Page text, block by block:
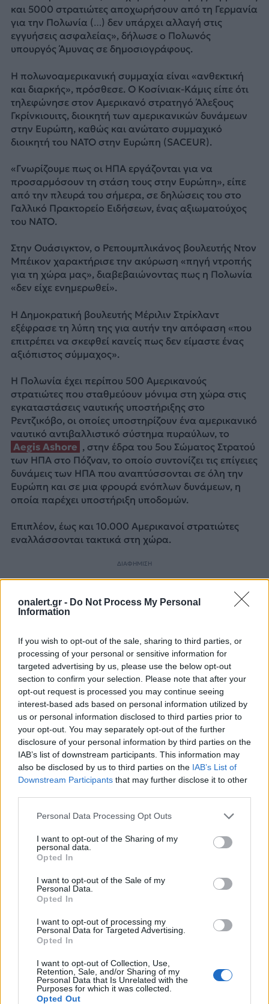
onalert.gr - Do Not Process My Personal
Information
If you wish to opt-out of the sale, sharing to third parties, or
processing of your personal or sensitive information for
targeted advertising by us, please use the below opt-out
section to confirm your selection. Please note that after your
opt-out request is processed you may continue seeing
interest-based ads based on personal information utilized by
us or personal information disclosed to third parties prior to
your opt-out. You may separately opt-out of the further
disclosure of your personal information by third parties on the
IAB’s list of downstream participants. This information may
also be disclosed by us to third parties on the IAB’s List of
Downstream Participants that may further disclose it to other
Personal Data Processing Opt Outs
I want to opt-out of the Sharing of my
personal data.
Opted In
I want to opt-out of the Sale of my
Personal Data.
Opted In
I want to opt-out of processing my
Personal Data for Targeted Advertising.
Opted In
I want to opt-out of Collection, Use,
Retention, Sale, and/or Sharing of my
Personal Data that Is Unrelated with the
Purposes for which it was collected.
Opted Out
Διάβασε επίσης
και 5000 στρατιώτες αποχωρήσουν από τη Γερμανία
για την Πολωνία (…) δεν υπάρχει αλλαγή στις
εγγυήσεις ασφαλείας», δήλωσε ο Πολωνός
υπουργός Άμυνας σε δημοσιογράφους.
Η πολωνοαμερικανική συμμαχία είναι «ανθεκτική
και διαρκής», πρόσθεσε. Ο Κοσίνιακ-Κάμις είπε ότι
τηλεφώνησε στον Αμερικανό στρατηγό Άλεξους
Γκρίνκιουιτς, διοικητή των αμερικανικών δυνάμεων
στην Ευρώπη, καθώς και ανώτατο συμμαχικό
διοικητή του ΝΑΤΟ στην Ευρώπη (SACEUR).
«Γνωρίζουμε πως οι ΗΠΑ εργάζονται για να
προσαρμόσουν τη στάση τους στην Ευρώπη», είπε
από την πλευρά του σήμερα, σε δηλώσεις του στο
Γαλλικό Πρακτορείο Ειδήσεων, ένας αξιωματούχος
του ΝΑΤΟ.
Στην Ουάσιγκτον, ο Ρεπουμπλικάνος βουλευτής Ντον
Μπέικον χαρακτήρισε την ακύρωση «πηγή ντροπής
για τη χώρα μας», διαβεβαιώνοντας πως η Πολωνία
«δεν είχε ενημερωθεί».
Η Δημοκρατική βουλευτής Μέριλιν Στρίκλαντ
εξέφρασε τη λύπη της για αυτήν την απόφαση «που
επιτρέπει να σκεφθεί κανείς πως δεν είμαστε ένας
αξιόπιστος σύμμαχος».
Η Πολωνία έχει περίπου 500 Αμερικανούς
στρατιώτες που σταθμεύουν μόνιμα στη χώρα στις
εγκαταστάσεις ναυτικής υποστήριξης στο
Ρεντζικόβο, οι οποίες υποστηρίζουν ένα αμερικανικό
ναυτικό αντιβαλλιστικό σύστημα πυραύλων, το
Aegis Ashore , στην έδρα του 5ου Σώματος Στρατού
των ΗΠΑ στο Πόζναν, το οποίο συντονίζει τις επίγειες
δυνάμεις των ΗΠΑ που αναπτύσσονται σε όλη την
Ευρώπη και σε μια φρουρά ενόπλων δυνάμεων, η
οποία παρέχει υποστήριξη υποδομών.
Επιπλέον, έως και 10.000 Αμερικανοί στρατιώτες
εναλλάσσονται τακτικά στη χώρα.
ΔΙΑΦΗΜΙΣΗ
Newsκαι μάθετε πρώτοι όλες τις ειδήσεις
ΑΜΕΡΙΚΑΝΙΚΕΣ ΔΥΝΑΜΕΙΣ ΕΥΡΩΠΗ ΗΠΑ ΠΟΛΩΝΙΑ